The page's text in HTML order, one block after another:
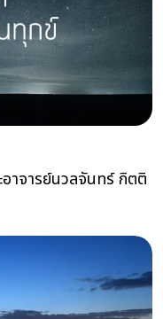
าจารย์นวลจันทร์ กิตติ